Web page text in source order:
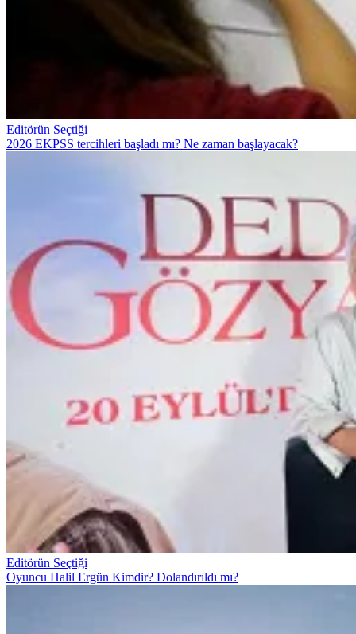
Editörün Seçtiği
2026 EKPSS tercihleri başladı mı? Ne zaman başlayacak?
Editörün Seçtiği
Oyuncu Halil Ergün Kimdir? Dolandırıldı mı?